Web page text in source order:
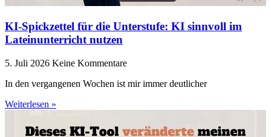
KI-Spickzettel für die Unterstufe: KI sinnvoll im
Lateinunterricht nutzen
5. Juli 2026 Keine Kommentare
In den vergangenen Wochen ist mir immer deutlicher
Weiterlesen »